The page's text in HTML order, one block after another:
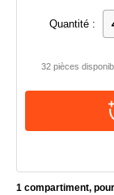
1 compartiment,
Quantité :
32 pièces